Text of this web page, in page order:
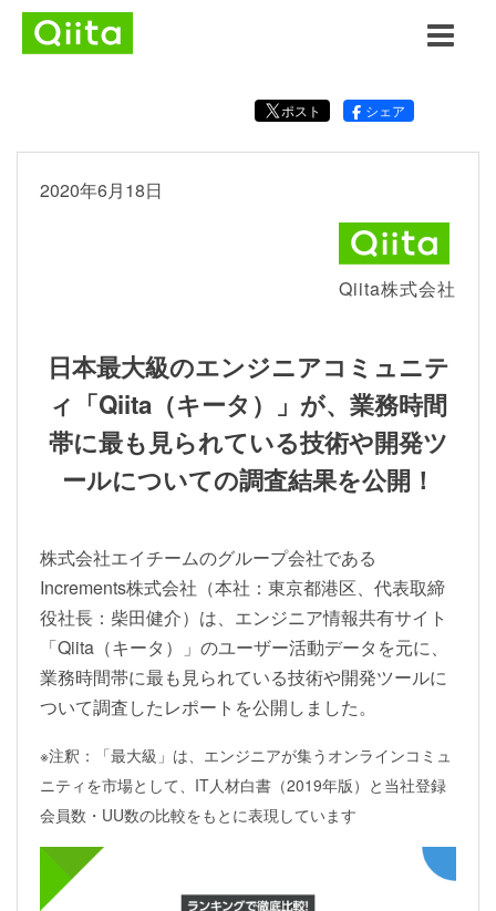
ポスト シェア
2020年6月18日
Qiita株式会社
日本最大級のエンジニアコミュニテ
ィ「Qiita（キータ）」が、業務時間
帯に最も見られている技術や開発ツ
ールについての調査結果を公開！
株式会社エイチームのグループ会社である
Increments株式会社（本社：東京都港区、代表取締
役社長：柴田健介）は、エンジニア情報共有サイト
「Qiita（キータ）」のユーザー活動データを元に、
業務時間帯に最も見られている技術や開発ツールに
ついて調査したレポートを公開しました。
※注釈：「最大級」は、エンジニアが集うオンラインコミュ
ニティを市場として、IT人材白書（2019年版）と当社登録
会員数・UU数の比較をもとに表現しています